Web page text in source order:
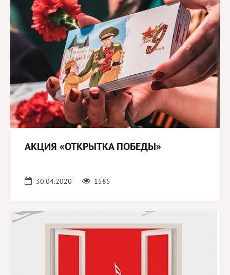
АКЦИЯ «ОТКРЫТКА ПОБЕДЫ»
30.04.2020 1585